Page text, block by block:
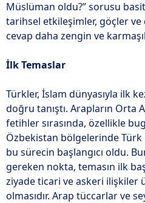
i
Müslüman oldu?” sorusu
tarihsel etkileşimler, göçler
cevap daha zengin ve
İlk Temaslar
Türkler, İslam dünyasıyla ilk
doğru tanıştı. Arapların Orta
fetihler sırasında, özellikle
Özbekistan bölgelerinde Türk
bu sürecin başlangıcı oldu.
gereken nokta, temasın ilk
ziyade ticari ve askeri ilişkiler
olmasıdır. Arap tüccarlar ve